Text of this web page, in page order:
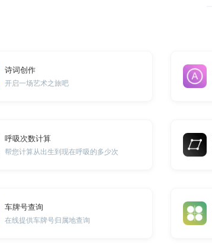
诗词创作
开启一场艺术之旅吧
呼吸次数计算
帮您计算从出生到现在呼吸的多少次
车牌号查询
在线提供车牌号归属地查询